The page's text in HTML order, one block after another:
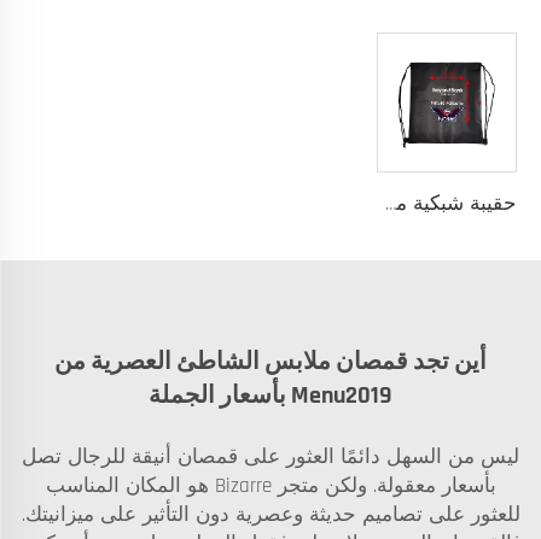
حقيبة شبكية من النايلون لتدريب كرة السلة، نسيج خفيف ومتين مع خيار إضافة شعار مخصص، مثالية لتخزين معدات اللاعبين وملابس الفريق
أين تجد قمصان ملابس الشاطئ العصرية من
Menu2019 بأسعار الجملة
ليس من السهل دائمًا العثور على قمصان أنيقة للرجال تصل
بأسعار معقولة. ولكن متجر Bizarre هو المكان المناسب
للعثور على تصاميم حديثة وعصرية دون التأثير على ميزانيتك.